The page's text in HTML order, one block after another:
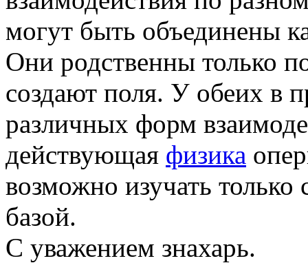
могут быть объединены
Они родственны только
создают поля. У обеих в
различных форм
действующая физика
возможно изучать
базой.
С уважением знахарь.